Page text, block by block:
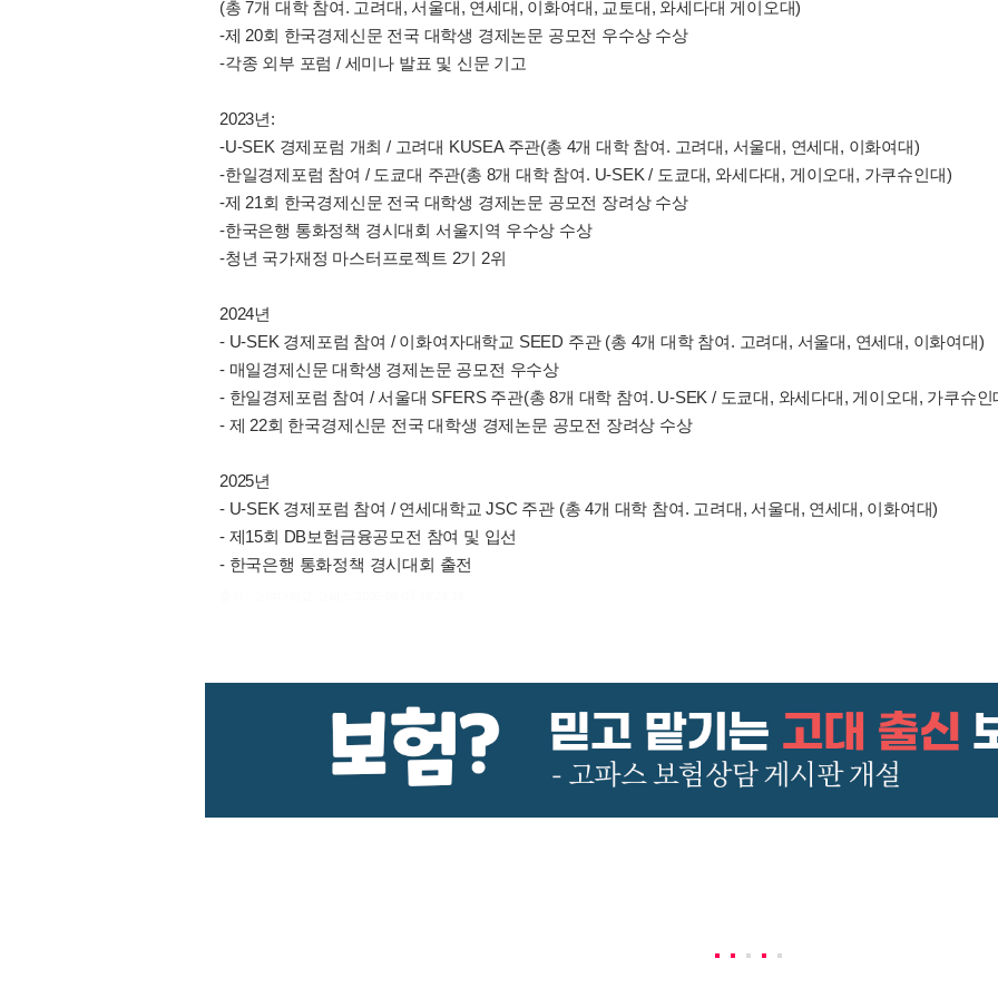
(총 7개 대학 참여. 고려대, 서울대, 연세대, 이화여대, 교토대, 와세다대 게이오대)
-제 20회 한국경제신문 전국 대학생 경제논문 공모전 우수상 수상
-각종 외부 포럼 / 세미나 발표 및 신문 기고
2023년:
-U-SEK 경제포럼 개최 / 고려대 KUSEA 주관(총 4개 대학 참여. 고려대, 서울대, 연세대, 이화여대)
-한일경제포럼 참여 / 도쿄대 주관(총 8개 대학 참여. U-SEK / 도쿄대, 와세다대, 게이오대, 가쿠슈인대)
-제 21회 한국경제신문 전국 대학생 경제논문 공모전 장려상 수상
-한국은행 통화정책 경시대회 서울지역 우수상 수상
-청년 국가재정 마스터프로젝트 2기 2위
2024년
- U-SEK 경제포럼 참여 / 이화여자대학교 SEED 주관 (총 4개 대학 참여. 고려대, 서울대, 연세대, 이화여대)
- 매일경제신문 대학생 경제논문 공모전 우수상
- 한일경제포럼 참여 / 서울대 SFERS 주관(총 8개 대학 참여. U-SEK / 도쿄대, 와세다대, 게이오대, 가쿠슈인
- 제 22회 한국경제신문 전국 대학생 경제논문 공모전 장려상 수상
2025년
- U-SEK 경제포럼 참여 / 연세대학교 JSC 주관 (총 4개 대학 참여. 고려대, 서울대, 연세대, 이화여대)
- 제15회 DB보험금융공모전 참여 및 입선
- 한국은행 통화정책 경시대회 출전